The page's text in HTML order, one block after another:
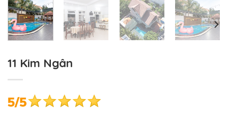
11 Kim Ngân